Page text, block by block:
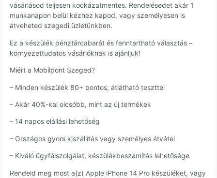
vásárlásod teljesen kockázatmentes. Rendelésedet akár 1
munkanapon belül kézhez kapod, vagy személyesen is
átveheted szegedi üzletünkben.
Ez a készülék pénztárcabarát és fenntartható választás –
környezettudatos vásárlóknak is ajánljuk!
Miért a Mobilpont Szeged?
– Minden készülék 80+ pontos, átlátható teszttel
– Akár 40%-kal olcsóbb, mint az új termékek
– 14 napos elállási lehetőség
– Országos gyors kiszállítás vagy személyes átvétel
– Kiváló ügyfélszolgálat, készülékbeszámítás lehetősége
Rendeld meg most a(z) Apple iPhone 14 Pro készüléket, vagy